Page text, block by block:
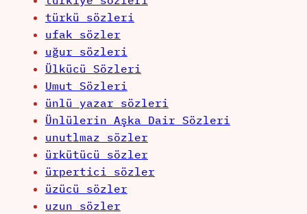
türkü sözleri
ufak sözler
uğur sözleri
Ülkücü Sözleri
Umut Sözleri
ünlü yazar sözleri
Ünlülerin Aşka Dair Sözleri
unutlmaz sözler
ürkütücü sözler
ürpertici sözler
üzücü sözler
uzun sözler